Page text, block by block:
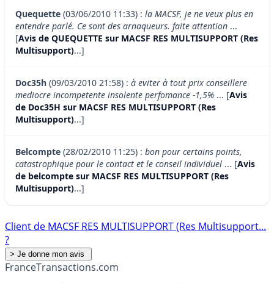
Quequette (03/06/2010 11:33) : la MACSF, je ne veux plus en
entendre parlé. Ce sont des arnaqueurs. faite attention ...
[Avis de QUEQUETTE sur MACSF RES MULTISUPPORT (Res
Multisupport)...]
Doc35h (09/03/2010 21:58) : à eviter à tout prix conseillere
mediocre incompetente insolente perfomance -1,5% ... [Avis
de Doc35H sur MACSF RES MULTISUPPORT (Res
Multisupport)...]
Belcompte (28/02/2010 11:25) : bon pour certains points,
catastrophique pour le contact et le conseil individuel ... [Avis
de belcompte sur MACSF RES MULTISUPPORT (Res
Multisupport)...]
Client de MACSF RES MULTISUPPORT (Res Multisupport...
?
FranceTransactions.com